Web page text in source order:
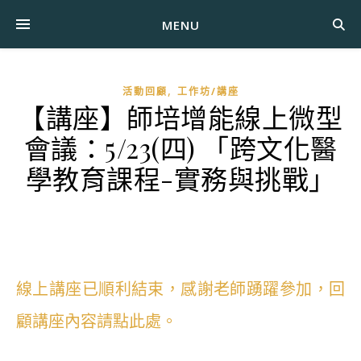
MENU
活動回顧, 工作坊/講座
【講座】師培增能線上微型
會議：5/23(四) 「跨文化醫
學教育課程-實務與挑戰」
線上講座已順利結束，感謝老師踴躍參加，回
顧講座內容請點此處。